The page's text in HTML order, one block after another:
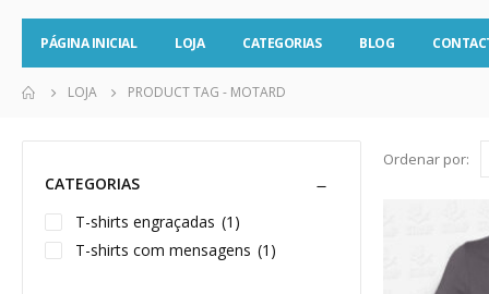
PÁGINA INICIAL LOJA CATEGORIAS BLOG
LOJA PRODUCT TAG - MOTARD
Ordenar por:
CATEGORIAS
T-shirts engraçadas (1)
T-shirts com mensagens (1)